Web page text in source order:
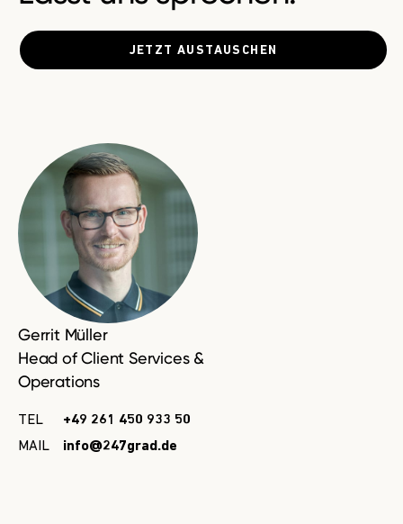
JETZT AUSTAUSCHEN
Gerrit Müller
Head of Client Services &
Operations
TEL
+49 261 450 933 50
MAIL
info@247grad.de